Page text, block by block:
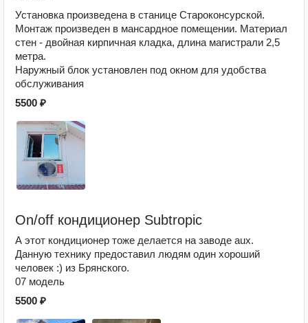
Установка произведена в станице Староконсурской.
Монтаж произведен в мансардное помещении. Материал
стен - двойная кирпичная кладка, длина магистрали 2,5
метра.
Наружный блок установлен под окном для удобства
обслуживания
5500 ₽
On/off кондиционер Subtropic
А этот кондиционер тоже делается на заводе aux.
Данную технику предоставил людям один хороший
человек :) из Брянского.
07 модель
5500 ₽